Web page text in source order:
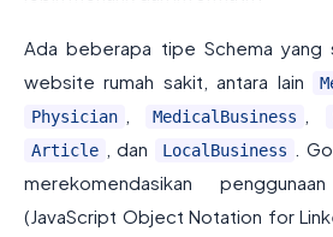
Ada beberapa tipe Schema yang
website rumah sakit, antara lain
Physician MedicalBusiness
Article , dan LocalBusiness
.
merekomendasikan
(JavaScript Object Notation for